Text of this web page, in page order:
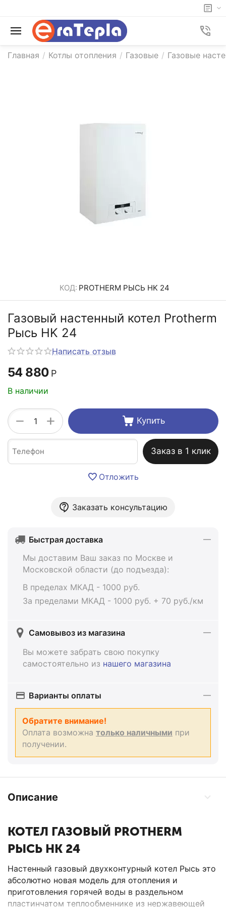
Главная / Котлы отопления / Газовые / Газовые
КОД: PROTHERM РЫСЬ HK 24
Газовый настенный котел Protherm
Рысь HK 24
Написать отзыв
54 880 Р
В наличии
+
− Купить
Заказ в 1 клик
Отложить
Заказать консультацию
Быстрая доставка
Мы доставим Ваш заказ по Москве и
Московской области (до подъезда):
В пределах МКАД - 1000 руб.
За пределами МКАД - 1000 руб. + 70 руб./км
Самовывоз из магазина
Вы можете забрать свою покупку
самостоятельно из нашего магазина
Варианты оплаты
Обратите внимание!
Оплата возможна только наличными при
получении.
Описание
КОТЕЛ ГАЗОВЫЙ PROTHERM
РЫСЬ HK 24
Настенный газовый двухконтурный котел Рысь это
абсолютно новая модель для отопления и
приготовления горячей воды в раздельном
пластинчатом теплообменнике из нержавеющей